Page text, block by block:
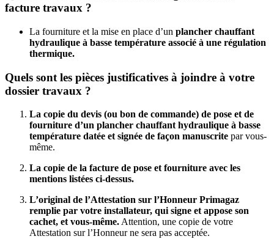
facture travaux ?
La fourniture et la mise en place d’un plancher chauffant
hydraulique à basse température associé à une régulation
thermique.
Quels sont les pièces justificatives à joindre à votre
dossier travaux ?
La copie du devis (ou bon de commande) de pose et de
fourniture d’un plancher chauffant hydraulique à basse
température datée et signée de façon manuscrite par vous-
même.
La copie de la facture de pose et fourniture avec les
mentions listées ci-dessus.
L’original de l’Attestation sur l’Honneur Primagaz
remplie par votre installateur, qui signe et appose son
cachet, et vous-même. Attention, une copie de votre
Attestation sur l’Honneur ne sera pas acceptée.